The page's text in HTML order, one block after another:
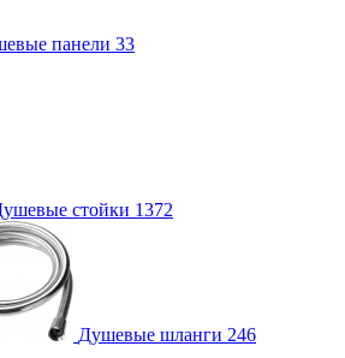
панели 33
стойки 1372
Душевые шланги 246